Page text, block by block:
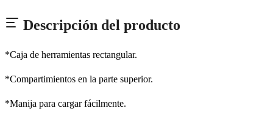
Descripción del producto
*Caja de herramientas rectangular.
*Compartimientos en la parte superior.
*Manija para cargar fácilmente.